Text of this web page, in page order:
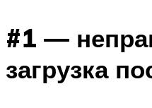
#1 —
загрузка